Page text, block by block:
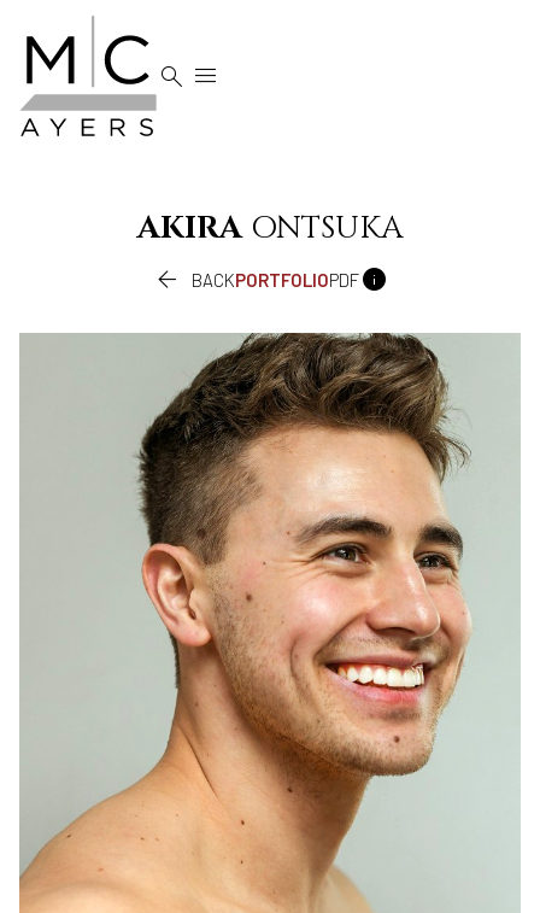
 
AKIRA ONTSUKA
 BACKPORTFOLIOPDF